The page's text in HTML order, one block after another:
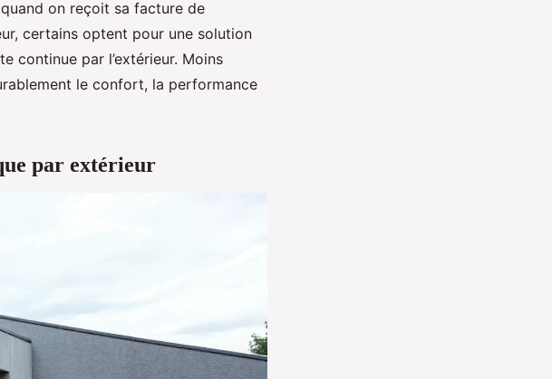
on reçoit sa facture de
certains optent pour une solution
continue par l’extérieur. Moins
le confort, la performance
par extérieur